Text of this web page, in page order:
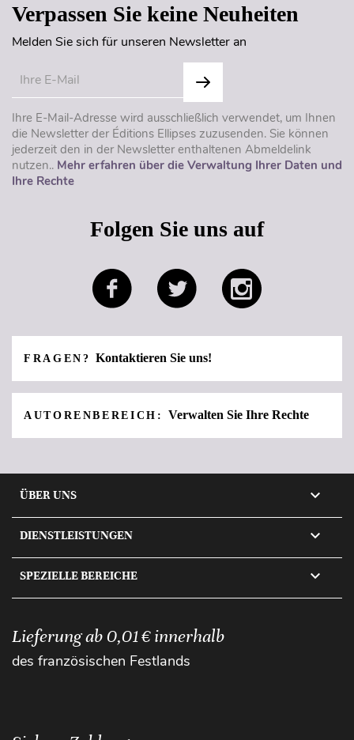
Verpassen Sie keine Neuheiten
Melden Sie sich für unseren Newsletter an
Ihre E-Mail-Adresse wird ausschließlich verwendet, um Ihnen
die Newsletter der Éditions Ellipses zuzusenden. Sie können
jederzeit den in der Newsletter enthaltenen Abmeldelink
nutzen.. Mehr erfahren über die Verwaltung Ihrer Daten und
Ihre Rechte
Folgen Sie uns auf
FRAGEN? Kontaktieren Sie uns!
AUTORENBEREICH: Verwalten Sie Ihre Rechte
ÜBER UNS 
DIENSTLEISTUNGEN 
SPEZIELLE BEREICHE 
Lieferung ab 0,01 € innerhalb
des französischen Festlands